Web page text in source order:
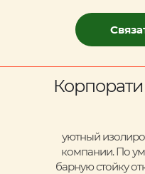
уютный
компании. По
барную стойку